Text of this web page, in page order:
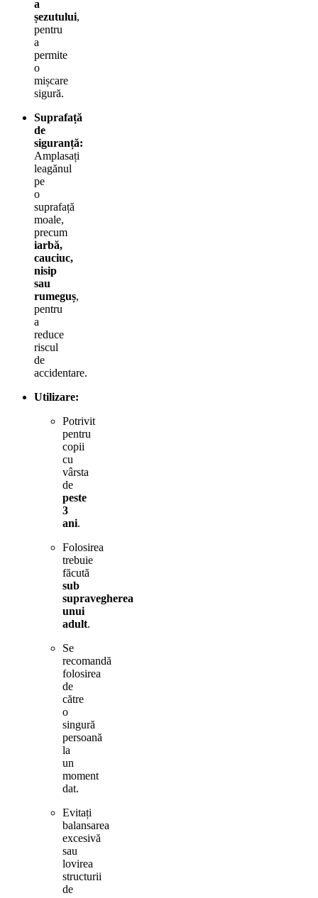
a
șezutului,
pentru
a
permite
o
mișcare
sigură.
Suprafață
de
siguranță:
Amplasați
leagănul
pe
o
suprafață
moale,
precum
iarbă,
cauciuc,
nisip
sau
rumeguș,
pentru
a
reduce
riscul
de
accidentare.
Utilizare:
Potrivit
pentru
copii
cu
vârsta
de
peste
3
ani.
Folosirea
trebuie
făcută
sub
supravegherea
unui
adult.
Se
recomandă
folosirea
de
către
o
singură
persoană
la
un
moment
dat.
Evitați
balansarea
excesivă
sau
lovirea
structurii
de